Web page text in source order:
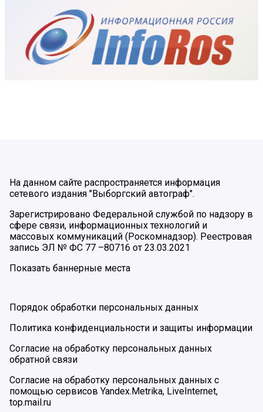
На данном сайте распространяется информация
сетевого издания "Выборгский автограф".
Зарегистрировано Федеральной службой по надзору в
сфере связи, информационных технологий и
массовых коммуникаций (Роскомнадзор). Реестровая
запись ЭЛ № ФС 77 –80716 от 23.03.2021
Показать баннерные места
Порядок обработки персональных данных
Политика конфиденциальности и защиты информации
Согласие на обработку персональных данных
обратной связи
Согласие на обработку персональных данных с
помощью сервисов Yandex.Metrika, LiveInternet,
top.mail.ru